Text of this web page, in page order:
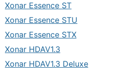
Xonar Essence ST
Xonar Essence STU
Xonar Essence STX
Xonar HDAV1.3
Xonar HDAV1.3 Deluxe